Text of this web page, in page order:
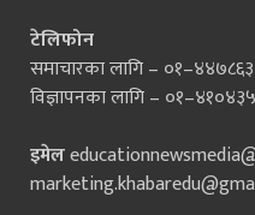
टेलिफोन
समाचारका लागि –
विज्ञापनका लागि –
इमेल